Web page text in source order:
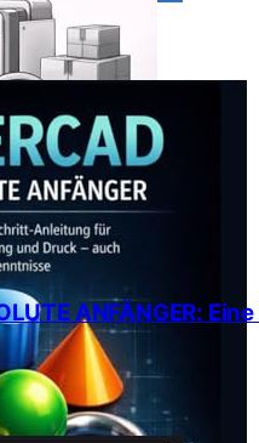
ANFÄNGER: